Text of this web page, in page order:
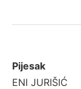
Pijesak
ENI JURIŠIĆ